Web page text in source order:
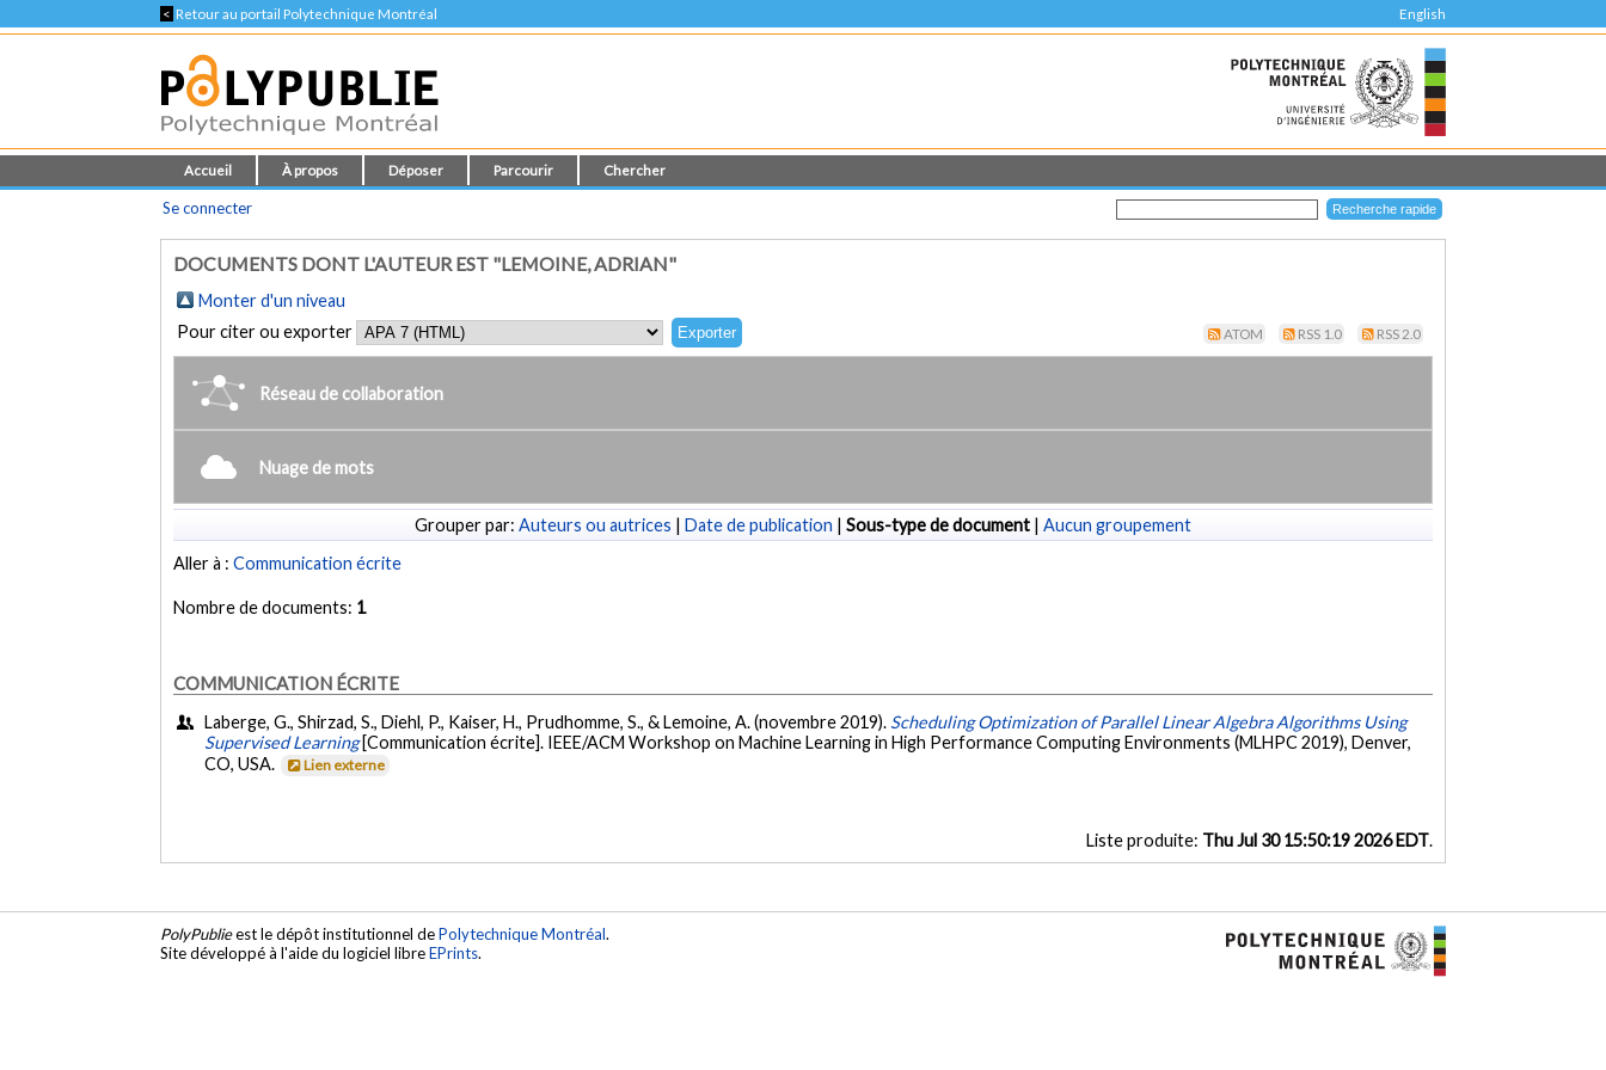
< Retour au portail Polytechnique Montréal English
Accueil À propos Déposer Parcourir Chercher
Se connecter
DOCUMENTS DONT L'AUTEUR EST "LEMOINE, ADRIAN"
Monter d'un niveau
Pour citer ou exporter
ATOM RSS 1.0 RSS 2.0
Réseau de collaboration
Nuage de mots
Grouper par: Auteurs ou autrices | Date de publication | Sous-type de document | Aucun groupement
Aller à :Communication écrite
Nombre de documents: 1
COMMUNICATION ÉCRITE
Laberge, G., Shirzad, S., Diehl, P., Kaiser, H., Prudhomme, S., & Lemoine, A. (novembre 2019). Scheduling Optimization of Parallel Linear Algebra Algorithms Using
Supervised Learning [Communication écrite]. IEEE/ACM Workshop on Machine Learning in High Performance Computing Environments (MLHPC 2019), Denver,
CO, USA.
Lien externe
Liste produite: Thu Jul 30 15:50:19 2026 EDT.
PolyPublieest le dépôt institutionnel dePolytechnique Montréal.
Site développé à l'aide du logiciel libreEPrints.